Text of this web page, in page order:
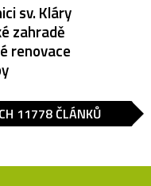
sv. Kláry
zahradě
renovace
11778 ČLÁNKŮ